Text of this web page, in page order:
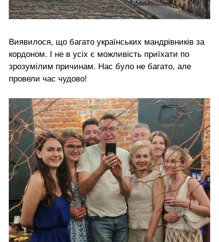
Виявилося, що багато українських мандрівників за
кордоном. І не в усіх є можливість приїхати по
зрозумілим причинам. Нас було не багато, але
провели час чудово!